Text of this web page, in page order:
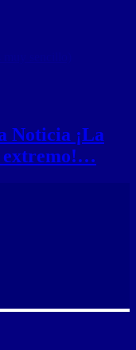
Noticia ¡La
extremo!…